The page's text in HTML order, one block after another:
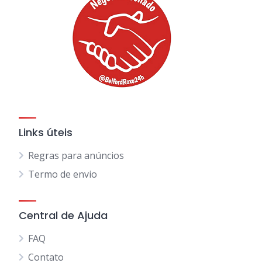
Links úteis
Regras para anúncios
Termo de envio
Central de Ajuda
FAQ
Contato